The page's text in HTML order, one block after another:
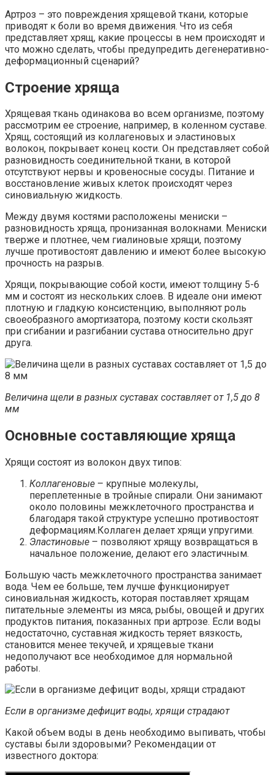
Артроз – это повреждения хрящевой ткани, которые
приводят к боли во время движения. Что из себя
представляет хрящ, какие процессы в нем происходят и
что можно сделать, чтобы предупредить дегенеративно-
деформационный сценарий?
Строение хряща
Хрящевая ткань одинакова во всем организме, поэтому
рассмотрим ее строение, например, в коленном суставе.
Хрящ, состоящий из коллагеновых и эластиновых
волокон, покрывает конец кости. Он представляет собой
разновидность соединительной ткани, в которой
отсутствуют нервы и кровеносные сосуды. Питание и
восстановление живых клеток происходят через
синовиальную жидкость.
Между двумя костями расположены мениски –
разновидность хряща, пронизанная волокнами. Мениски
тверже и плотнее, чем гиалиновые хрящи, поэтому
лучше противостоят давлению и имеют более высокую
прочность на разрыв.
Хрящи, покрывающие собой кости, имеют толщину 5-6
мм и состоят из нескольких слоев. В идеале они имеют
плотную и гладкую консистенцию, выполняют роль
своеобразного амортизатора, поэтому кости скользят
при сгибании и разгибании сустава относительно друг
друга.
Величина щели в разных суставах составляет от 1,5 до 8
мм
Основные составляющие хряща
Хрящи состоят из волокон двух типов:
Коллагеновые – крупные молекулы,
переплетенные в тройные спирали. Они занимают
около половины межклеточного пространства и
благодаря такой структуре успешно противостоят
деформациям.Коллаген делает хрящи упругими.
Эластиновые – позволяют хрящу возвращаться в
начальное положение, делают его эластичным.
Большую часть межклеточного пространства занимает
вода. Чем ее больше, тем лучше функционирует
синовиальная жидкость, которая поставляет хрящам
питательные элементы из мяса, рыбы, овощей и других
продуктов питания, показанных при артрозе. Если воды
недостаточно, суставная жидкость теряет вязкость,
становится менее текучей, и хрящевые ткани
недополучают все необходимое для нормальной
работы.
Если в организме дефицит воды, хрящи страдают
Какой объем воды в день необходимо выпивать, чтобы
суставы были здоровыми? Рекомендации от
известного доктора: